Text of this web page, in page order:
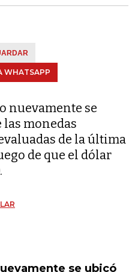
WHATSAPP
nuevamente se
monedas
de la última
de que el dólar
se ubicó